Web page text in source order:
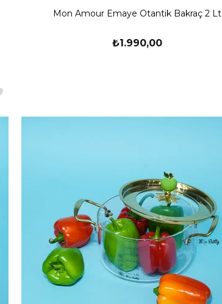
Mon Amour Emaye Otantik Bakraç 2 Lt
₺1.990,00